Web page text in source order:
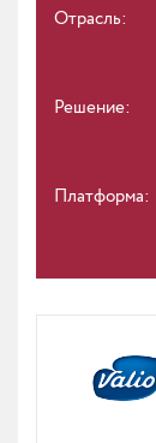
Отрасль:
Решение:
Платформа: